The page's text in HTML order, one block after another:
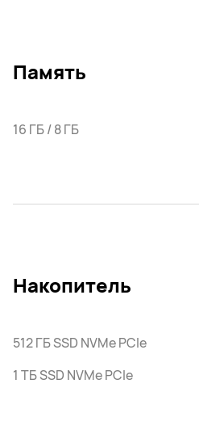
Память
16 ГБ / 8 ГБ
Накопитель
512 ГБ SSD NVMe PCIe
1 ТБ SSD NVMe PCIe